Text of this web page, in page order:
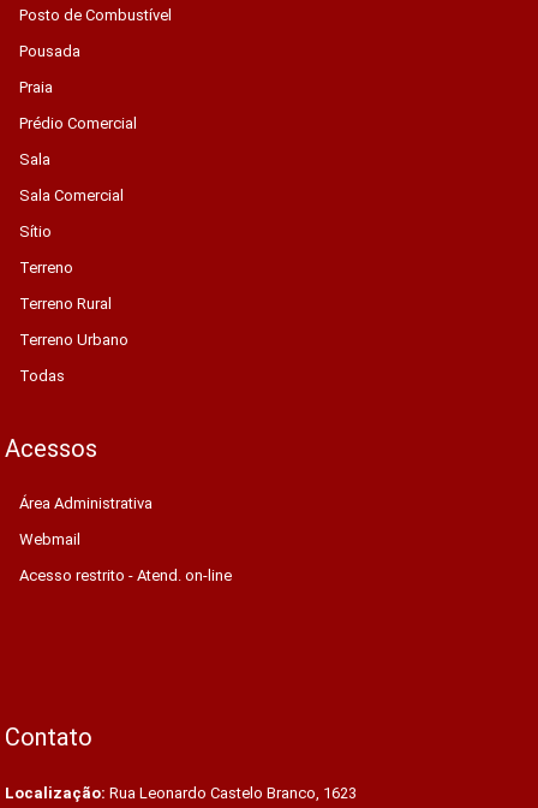
Posto de Combustível
Pousada
Praia
Prédio Comercial
Sala
Sala Comercial
Sítio
Terreno
Terreno Rural
Terreno Urbano
Todas
Acessos
Área Administrativa
Webmail
Acesso restrito - Atend. on-line
Contato
Localização: Rua Leonardo Castelo Branco, 1623